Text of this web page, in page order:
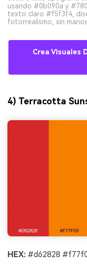
usando #0b090a y
texto claro #f5f3f4,
fotorrealismo, sin
Crea Visuales
4) Terracotta
HEX: #d62828